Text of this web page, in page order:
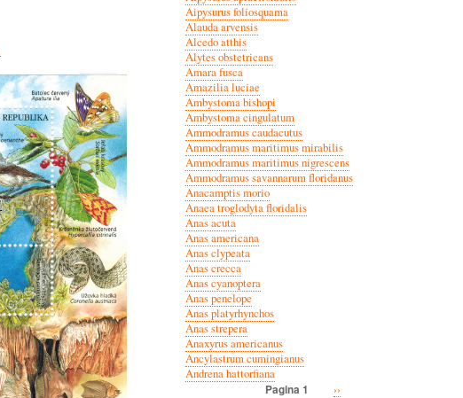
Aipysurus foliosquama
Alauda arvensis
Alcedo atthis
Alytes obstetricans
Amara fusca
Amazilia luciae
Ambystoma bishopi
Ambystoma cingulatum
Ammodramus caudacutus
Ammodramus maritimus mirabilis
Ammodramus maritimus nigrescens
Ammodramus savannarum floridanus
Anacamptis morio
Anaea troglodyta floridalis
Anas acuta
Anas americana
Anas clypeata
Anas crecca
Anas cyanoptera
Anas penelope
Anas platyrhynchos
Anas strepera
Anaxyrus americanus
Ancylastrum cumingianus
Andrena hattorfiana
Pagina 1
Volgende
››